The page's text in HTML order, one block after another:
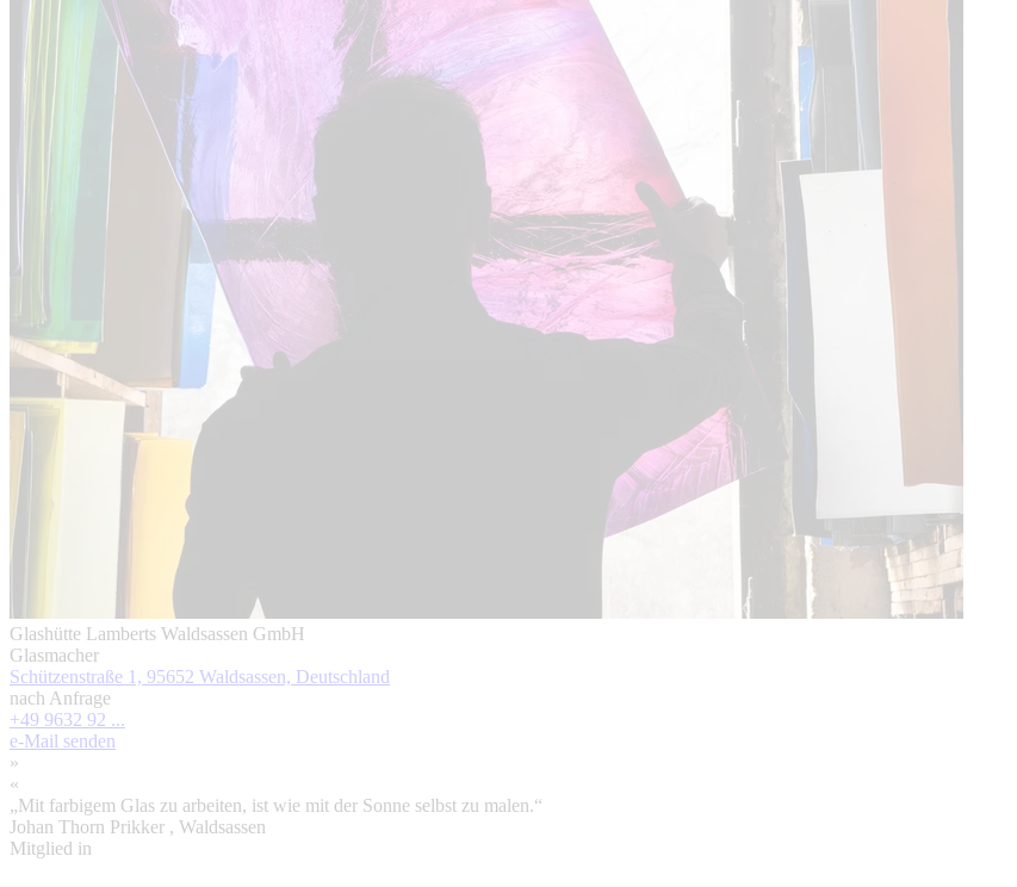
Glashütte Lamberts Waldsassen GmbH
Glasmacher
Schützenstraße 1, 95652 Waldsassen, Deutschland
nach Anfrage
+49 9632 92 ...
e-Mail senden
»
«
„Mit farbigem Glas zu arbeiten, ist wie mit der Sonne selbst zu malen.“
Johan Thorn Prikker , Waldsassen
Mitglied in